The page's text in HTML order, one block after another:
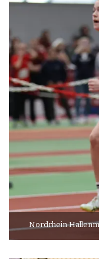
Nordrhein